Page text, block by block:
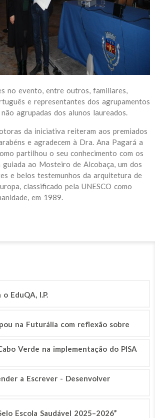
no evento, entre outros, familiares,
e representantes dos agrupamentos
agrupadas dos alunos laureados.
da iniciativa reiteram aos premiados
e agradecem à Dra. Ana Pagará a
partilhou o seu conhecimento com os
ao Mosteiro de Alcobaça, um dos
e belos testemunhos da arquitetura de
classificado pela UNESCO como
em 1989.
EduQA, I.P.
na Futurália com reflexão sobre
Verde na implementação do PISA
a Escrever - Desenvolver
Escola Saudável 2025–2026”